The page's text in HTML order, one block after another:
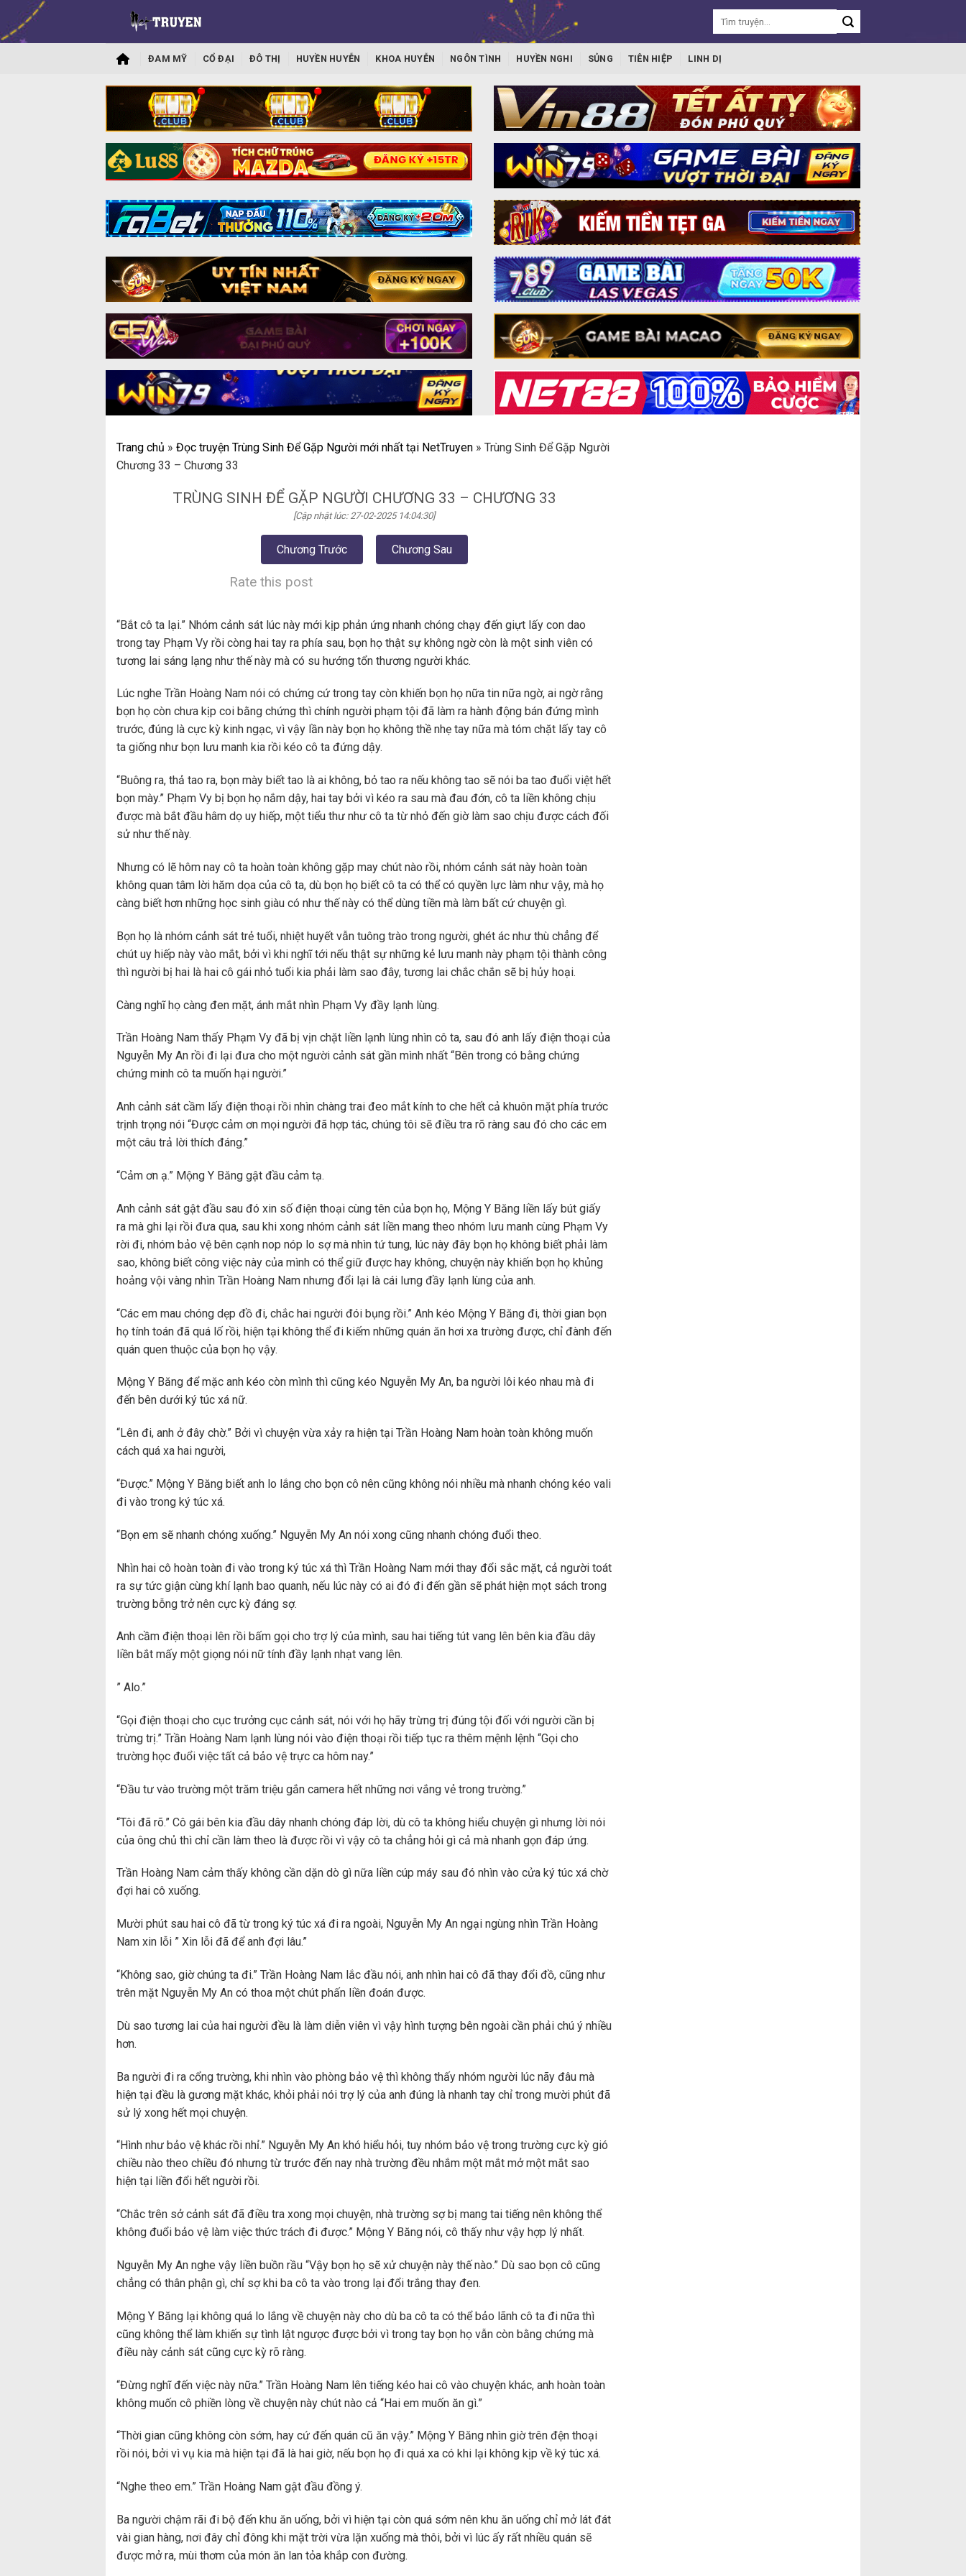
ĐAM MỸ CỔ ĐẠI ĐÔ THỊ HUYỀN HUYỄN KHOA HUYỄN NGÔN TÌNH HUYỀN NGHI SỦNG TIÊN HIỆP LINH DỊ
Trang chủ » Đọc truyện Trùng Sinh Để Gặp Người mới nhất tại NetTruyen » Trùng Sinh Để Gặp Người
Chương 33 – Chương 33
TRÙNG SINH ĐỂ GẶP NGƯỜI CHƯƠNG 33 – CHƯƠNG 33
[Cập nhật lúc: 27-02-2025 14:04:30]
Chương Trước Chương Sau
Rate this post
“Bắt cô ta lại.” Nhóm cảnh sát lúc này mới kịp phản ứng nhanh chóng chạy đến giựt lấy con dao
trong tay Phạm Vy rồi còng hai tay ra phía sau, bọn họ thật sự không ngờ còn là một sinh viên có
tương lai sáng lạng như thế này mà có su hướng tổn thương người khác.
Lúc nghe Trần Hoàng Nam nói có chứng cứ trong tay còn khiến bọn họ nữa tin nữa ngờ, ai ngờ rằng
bọn họ còn chưa kịp coi bằng chứng thì chính người phạm tội đã làm ra hành động bán đứng mình
trước, đúng là cực kỳ kinh ngạc, vì vậy lần này bọn họ không thề nhẹ tay nữa mà tóm chặt lấy tay cô
ta giống như bọn lưu manh kia rồi kéo cô ta đứng dậy.
“Buông ra, thả tao ra, bọn mày biết tao là ai không, bỏ tao ra nếu không tao sẽ nói ba tao đuổi việt hết
bọn mày.” Phạm Vy bị bọn họ nắm dậy, hai tay bởi vì kéo ra sau mà đau đớn, cô ta liền không chịu
được mà bắt đầu hâm dọ uy hiếp, một tiểu thư như cô ta từ nhỏ đến giờ làm sao chịu được cách đối
sử như thế này.
Nhưng có lẽ hôm nay cô ta hoàn toàn không gặp may chút nào rồi, nhóm cảnh sát này hoàn toàn
không quan tâm lời hăm dọa của cô ta, dù bọn họ biết cô ta có thể có quyền lực làm như vậy, mà họ
càng biết hơn những học sinh giàu có như thế này có thể dùng tiền mà làm bất cứ chuyện gì.
Bọn họ là nhóm cảnh sát trẻ tuổi, nhiệt huyết vẫn tuông trào trong người, ghét ác như thù chẳng để
chút uy hiếp này vào mắt, bởi vì khi nghĩ tới nếu thật sự những kẻ lưu manh này phạm tội thành công
thì người bị hai là hai cô gái nhỏ tuổi kia phải làm sao đây, tương lai chắc chắn sẽ bị hủy hoại.
Càng nghĩ họ càng đen mặt, ánh mắt nhìn Phạm Vy đầy lạnh lùng.
Trần Hoàng Nam thấy Phạm Vy đã bị vịn chặt liền lạnh lùng nhìn cô ta, sau đó anh lấy điện thoại của
Nguyễn My An rồi đi lại đưa cho một người cảnh sát gần mình nhất “Bên trong có bằng chứng
chứng minh cô ta muốn hại người.”
Anh cảnh sát cầm lấy điện thoại rồi nhìn chàng trai đeo mắt kính to che hết cả khuôn mặt phía trước
trịnh trọng nói “Được cảm ơn mọi người đã hợp tác, chúng tôi sẽ điều tra rõ ràng sau đó cho các em
một câu trả lời thích đáng.”
“Cảm ơn ạ.” Mộng Y Băng gật đầu cảm tạ.
Anh cảnh sát gật đầu sau đó xin số điện thoại cùng tên của bọn họ, Mộng Y Băng liền lấy bút giấy
ra mà ghi lại rồi đưa qua, sau khi xong nhóm cảnh sát liền mang theo nhóm lưu manh cùng Phạm Vy
rời đi, nhóm bảo vệ bên cạnh nop nóp lo sợ mà nhìn tứ tung, lúc này đây bọn họ không biết phải làm
sao, không biết công việc này của mình có thể giữ được hay không, chuyện này khiến bọn họ khủng
hoảng vội vàng nhìn Trần Hoàng Nam nhưng đổi lại là cái lưng đầy lạnh lùng của anh.
“Các em mau chóng dẹp đồ đi, chắc hai người đói bụng rồi.” Anh kéo Mộng Y Băng đi, thời gian bọn
họ tính toán đã quá lố rồi, hiện tại không thể đi kiếm những quán ăn hơi xa trường được, chỉ đành đến
quán quen thuộc của bọn họ vậy.
Mộng Y Băng để mặc anh kéo còn mình thì cũng kéo Nguyễn My An, ba người lôi kéo nhau mà đi
đến bên dưới ký túc xá nữ.
“Lên đi, anh ở đây chờ.” Bởi vì chuyện vừa xảy ra hiện tại Trần Hoàng Nam hoàn toàn không muốn
cách quá xa hai người,
“Được.” Mộng Y Băng biết anh lo lắng cho bọn cô nên cũng không nói nhiều mà nhanh chóng kéo vali
đi vào trong ký túc xá.
“Bọn em sẽ nhanh chóng xuống.” Nguyễn My An nói xong cũng nhanh chóng đuổi theo.
Nhìn hai cô hoàn toàn đi vào trong ký túc xá thì Trần Hoàng Nam mới thay đổi sắc mặt, cả người toát
ra sự tức giận cùng khí lạnh bao quanh, nếu lúc này có ai đó đi đến gần sẽ phát hiện mọt sách trong
trường bỗng trở nên cực kỳ đáng sợ.
Anh cầm điện thoại lên rồi bấm gọi cho trợ lý của mình, sau hai tiếng tút vang lên bên kia đầu dây
liền bắt mấy một giọng nói nữ tính đầy lạnh nhạt vang lên.
” Alo.”
“Gọi điện thoại cho cục trưởng cục cảnh sát, nói với họ hãy trừng trị đúng tội đối với người cần bị
trừng trị.” Trần Hoàng Nam lạnh lùng nói vào điện thoại rồi tiếp tục ra thêm mệnh lệnh “Gọi cho
trường học đuổi việc tất cả bảo vệ trực ca hôm nay.”
“Đầu tư vào trường một trăm triệu gắn camera hết những nơi vắng vẻ trong trường.”
“Tôi đã rõ.” Cô gái bên kia đầu dây nhanh chóng đáp lời, dù cô ta không hiểu chuyện gì nhưng lời nói
của ông chủ thì chỉ cần làm theo là được rồi vì vậy cô ta chẳng hỏi gì cả mà nhanh gọn đáp ứng.
Trần Hoàng Nam cảm thấy không cần dặn dò gì nữa liền cúp máy sau đó nhìn vào cửa ký túc xá chờ
đợi hai cô xuống.
Mười phút sau hai cô đã từ trong ký túc xá đi ra ngoài, Nguyễn My An ngại ngùng nhìn Trần Hoàng
Nam xin lỗi ” Xin lỗi đã để anh đợi lâu.”
“Không sao, giờ chúng ta đi.” Trần Hoàng Nam lắc đầu nói, anh nhìn hai cô đã thay đổi đồ, cũng như
trên mặt Nguyễn My An có thoa một chút phấn liền đoán được.
Dù sao tương lai của hai người đều là làm diễn viên vì vậy hình tượng bên ngoài cần phải chú ý nhiều
hơn.
Ba người đi ra cổng trường, khi nhìn vào phòng bảo vệ thì không thấy nhóm người lúc nãy đâu mà
hiện tại đều là gương mặt khác, khỏi phải nói trợ lý của anh đúng là nhanh tay chỉ trong mười phút đã
sử lý xong hết mọi chuyện.
“Hình như bảo vệ khác rồi nhỉ.” Nguyễn My An khó hiểu hỏi, tuy nhóm bảo vệ trong trường cực kỳ gió
chiều nào theo chiều đó nhưng từ trước đến nay nhà trường đều nhắm một mắt mở một mắt sao
hiện tại liền đổi hết người rồi.
“Chắc trên sở cảnh sát đã điều tra xong mọi chuyện, nhà trường sợ bị mang tai tiếng nên không thể
không đuổi bảo vệ làm việc thức trách đi được.” Mộng Y Băng nói, cô thấy như vậy hợp lý nhất.
Nguyễn My An nghe vậy liền buồn rầu “Vậy bọn họ sẽ xử chuyện này thế nào.” Dù sao bọn cô cũng
chẳng có thân phận gì, chỉ sợ khi ba cô ta vào trong lại đổi trắng thay đen.
Mộng Y Băng lại không quá lo lắng về chuyện này cho dù ba cô ta có thể bảo lãnh cô ta đi nữa thì
cũng không thể làm khiến sự tình lật ngược được bởi vì trong tay bọn họ vẫn còn bằng chứng mà
điều này cảnh sát cũng cực kỳ rõ ràng.
“Đừng nghĩ đến việc này nữa.” Trần Hoàng Nam lên tiếng kéo hai cô vào chuyện khác, anh hoàn toàn
không muốn cô phiền lòng về chuyện này chút nào cả “Hai em muốn ăn gì.”
“Thời gian cũng không còn sớm, hay cứ đến quán cũ ăn vậy.” Mộng Y Băng nhìn giờ trên đện thoại
rồi nói, bởi vì vụ kia mà hiện tại đã là hai giờ, nếu bọn họ đi quá xa có khi lại không kịp về ký túc xá.
“Nghe theo em.” Trần Hoàng Nam gật đầu đồng ý.
Ba người chậm rãi đi bộ đến khu ăn uống, bởi vì hiện tại còn quá sớm nên khu ăn uống chỉ mở lát đát
vài gian hàng, nơi đây chỉ đông khi mặt trời vừa lặn xuống mà thôi, bởi vì lúc ấy rất nhiều quán sẽ
được mở ra, mùi thơm của món ăn lan tỏa khắp con đường.